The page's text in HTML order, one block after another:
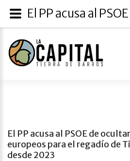
El PP acusa al PSOE de
europeos para el regadío de
desde 2023